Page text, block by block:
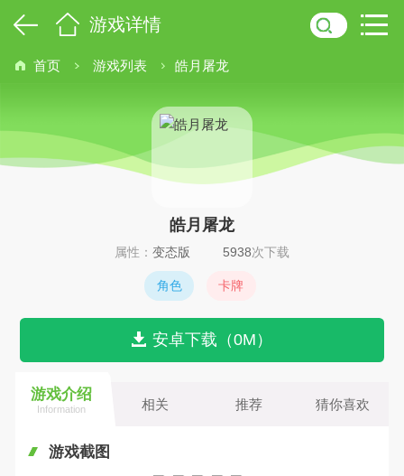
游戏详情
首页 游戏列表 皓月屠龙
皓月屠龙
属性： 变态版 5938次下载
角色 卡牌
安卓下载（0M）
游戏介绍
Information 相关 推荐 猜你喜欢
游戏截图